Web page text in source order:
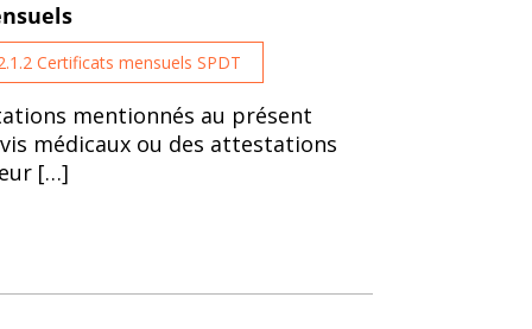
Certificats mensuels SPDT
mentionnés au présent
médicaux ou des attestations
[…]